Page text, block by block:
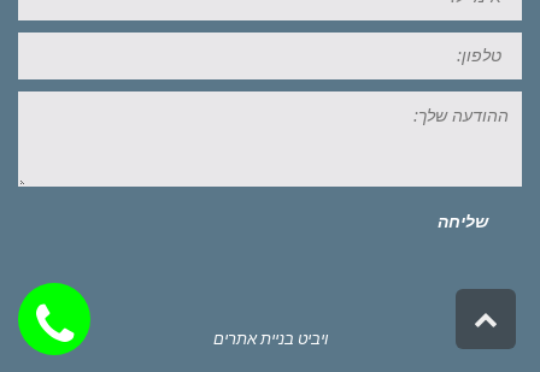
שלך:
שליחה
ויביט בניית אתרים
לראש